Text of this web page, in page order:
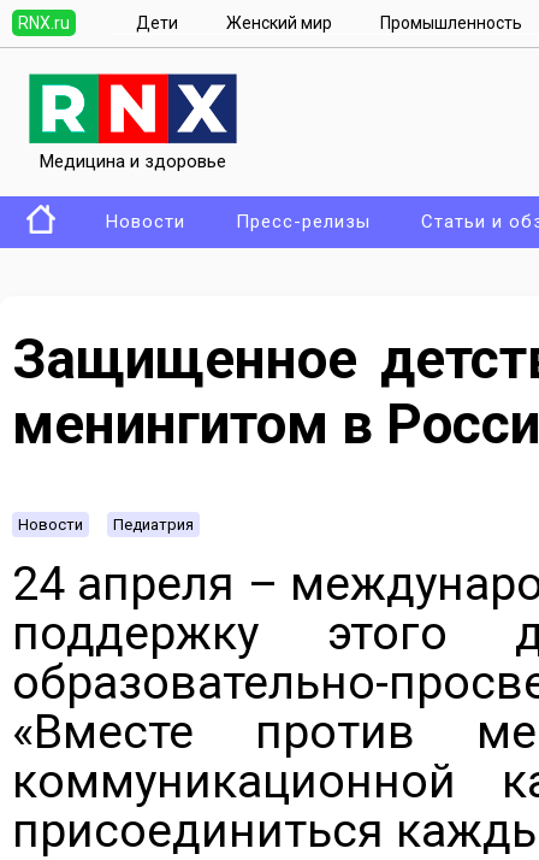
RNX.ru Дети Женский мир Промышленность
Медицина и здоровье
Новости Пресс-релизы Статьи и
Защищенное
менингитом в
Новости Педиатрия
24 апреля –
поддержку этого
образовательно-
«Вместе против
коммуникационной
присоединиться